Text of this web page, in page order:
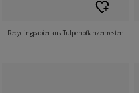
Recyclingpapier aus Tulpenpflanzenresten